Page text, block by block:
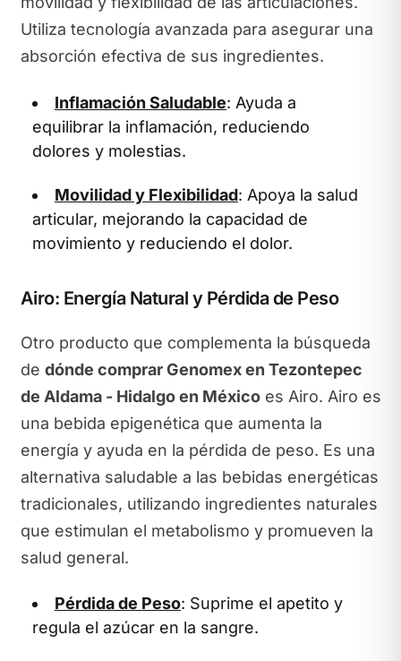
Utiliza tecnología avanzada para asegurar una
absorción efectiva de sus ingredientes.
Inflamación Saludable: Ayuda a
equilibrar la inflamación, reduciendo
dolores y molestias.
Movilidad y Flexibilidad: Apoya la salud
articular, mejorando la capacidad de
movimiento y reduciendo el dolor.
Airo: Energía Natural y Pérdida de Peso
Otro producto que complementa la búsqueda
de dónde comprar Genomex en Tezontepec
de Aldama - Hidalgo en Méxicoes Airo. Airo es
una bebida epigenética que aumenta la
energía y ayuda en la pérdida de peso. Es una
alternativa saludable a las bebidas energéticas
tradicionales, utilizando ingredientes naturales
que estimulan el metabolismo y promueven la
salud general.
Pérdida de Peso: Suprime el apetito y
regula el azúcar en la sangre.